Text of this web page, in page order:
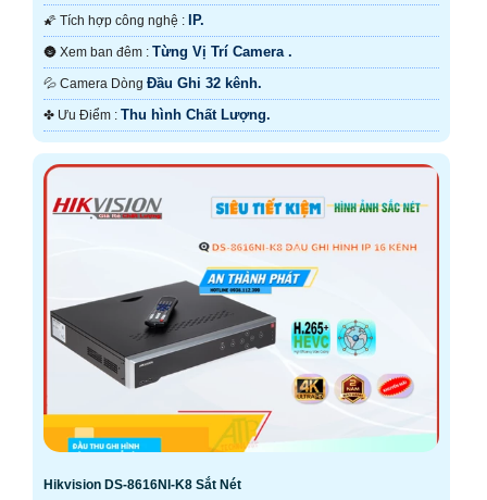
🌠 Tích hợp công nghệ : IP.
🌚 Xem ban đêm : Từng Vị Trí Camera .
💦 Camera Dòng Đầu Ghi 32 kênh.
️✤ Ưu Điểm : Thu hình Chất Lượng.
Hikvision DS-8616NI-K8 Sắt Nét